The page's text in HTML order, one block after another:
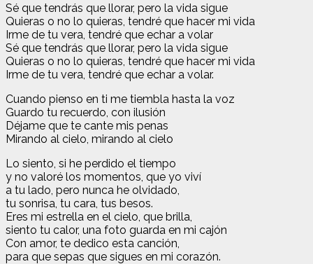
Sé que tendrás que llorar, pero la vida sigue
Quieras o no lo quieras, tendré que hacer mi vida
Irme de tu vera, tendré que echar a volar
Sé que tendrás que llorar, pero la vida sigue
Quieras o no lo quieras, tendré que hacer mi vida
Irme de tu vera, tendré que echar a volar.
Cuando pienso en ti me tiembla hasta la voz
Guardo tu recuerdo, con ilusión
Déjame que te cante mis penas
Mirando al cielo, mirando al cielo
Lo siento, si he perdido el tiempo
y no valoré los momentos, que yo viví
a tu lado, pero nunca he olvidado,
tu sonrisa, tu cara, tus besos.
Eres mi estrella en el cielo, que brilla,
siento tu calor, una foto guarda en mi cajón
Con amor, te dedico esta canción,
para que sepas que sigues en mi corazón.